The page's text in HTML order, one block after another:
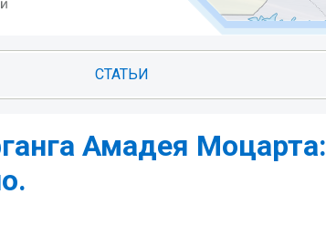
СТАТЬИ
Амадея Моцарта: